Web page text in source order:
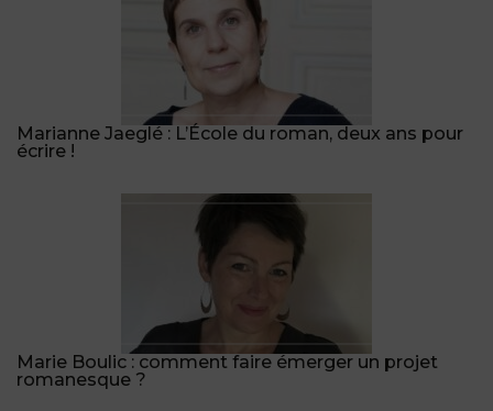
Marianne Jaeglé : L’École du roman, deux ans pour
écrire !
Marie Boulic : comment faire émerger un projet
romanesque ?